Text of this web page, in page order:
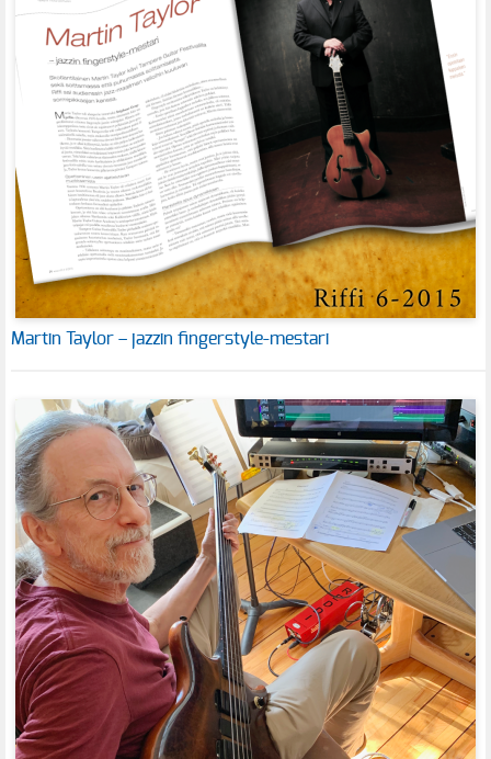
Martin Taylor – jazzin fingerstyle-mestari